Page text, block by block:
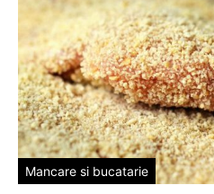
Mancare si bucatarie